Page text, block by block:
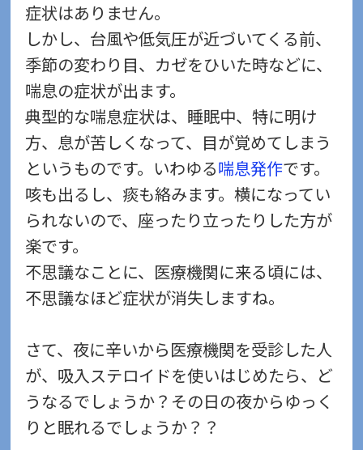
症状はありません。
しかし、台風や低気圧が近づいてくる前、
季節の変わり目、カゼをひいた時などに、
喘息の症状が出ます。
典型的な喘息症状は、睡眠中、特に明け
方、息が苦しくなって、目が覚めてしまう
というものです。いわゆる喘息発作です。
咳も出るし、痰も絡みます。横になってい
られないので、座ったり立ったりした方が
楽です。
不思議なことに、医療機関に来る頃には、
不思議なほど症状が消失しますね。
さて、夜に辛いから医療機関を受診した人
が、吸入ステロイドを使いはじめたら、ど
うなるでしょうか？その日の夜からゆっく
りと眠れるでしょうか？？